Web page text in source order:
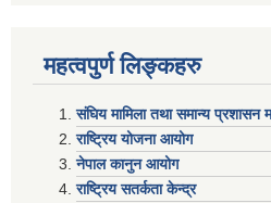
महत्वपुर्ण लिङ्कहरु
संघिय मामिला तथा समान्य प्रशासन
राष्ट्रिय योजना आयोग
नेपाल कानुन आयोग
राष्ट्रिय सतर्कता केन्द्र